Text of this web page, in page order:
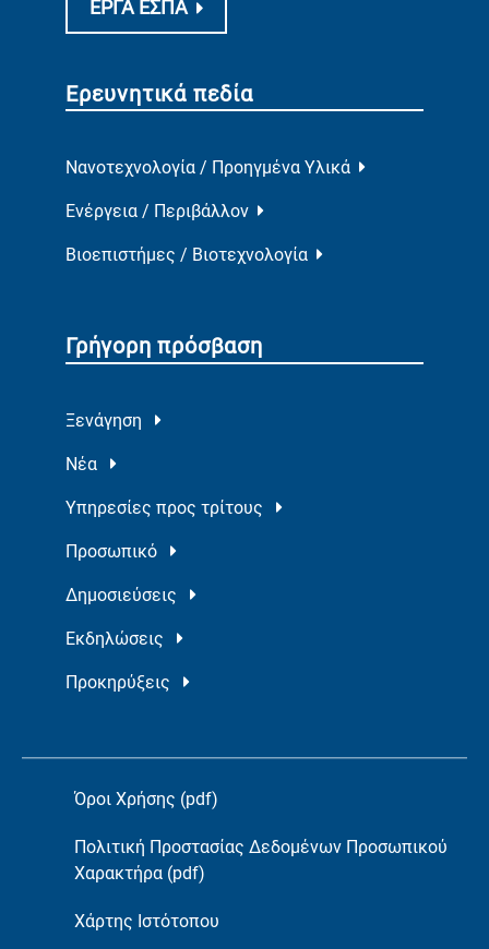
ΕΡΓΑ ΕΣΠΑ
Ερευνητικά πεδία
Νανοτεχνολογία / Προηγμένα Υλικά
Ενέργεια / Περιβάλλον
Βιοεπιστήμες / Βιοτεχνολογία
Γρήγορη πρόσβαση
Ξενάγηση
Νέα
Υπηρεσίες προς τρίτους
Προσωπικό
Δημοσιεύσεις
Εκδηλώσεις
Προκηρύξεις
Όροι Χρήσης (pdf)
Πολιτική Προστασίας Δεδομένων Προσωπικού
Χαρακτήρα (pdf)
Χάρτης Ιστότοπου